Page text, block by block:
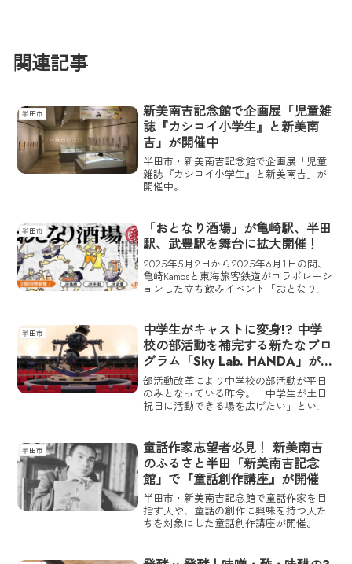
関連記事
半田市
新美南吉記念館で企画展「児童雑
誌『カシコイ小学生』と新美南
吉」が開催中
半田市・新美南吉記念館で企画展「児童
雑誌『カシコイ小学生』と新美南吉」が
開催中。
半田市
「おとなり酒場」が亀崎駅、半田
駅、武豊駅を舞台に拡大開催！
2025年5月2日から2025年6月1日の間、
亀崎Kamosと東海旅客鉄道がコラボレーシ
ョンした立ち飲みイベント「おとなり酒
半田市
中学生がキャストに変身!? 中学
校の部活動を補完する新たなプロ
グラム「Sky Lab. HANDA」が半
田空の科学館で実施
部活動改革により中学校の部活動が平日
のみとなっている昨今。「中学生が土日
祝日に活動できる場を広げたい」という
れる。
半田市
童話作家志望者必見！ 新美南吉
のふるさと半田「新美南吉記念
館」で『童話創作講座』が開催
半田市・新美南吉記念館で童話作家を目
指す人や、童話の創作に興味を持つ人た
ちを対象にした童話創作講座が開催。